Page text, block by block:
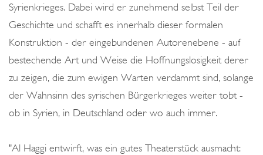
Syrienkrieges. Dabei wird er zunehmend selbst Teil der
Geschichte und schafft es innerhalb dieser formalen
Konstruktion - der eingebundenen Autorenebene - auf
bestechende Art und Weise die Hoffnungslosigkeit derer
zu zeigen, die zum ewigen Warten verdammt sind, solange
der Wahnsinn des syrischen Bürgerkrieges weiter tobt -
ob in Syrien, in Deutschland oder wo auch immer.
"Al Haggi entwirft, was ein gutes Theaterstück ausmacht: